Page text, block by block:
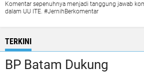
Komentar sepenuhnya menjadi tanggung jawab
dalam UU ITE. #JernihBerkomentar
TERKINI
BP Batam Dukung